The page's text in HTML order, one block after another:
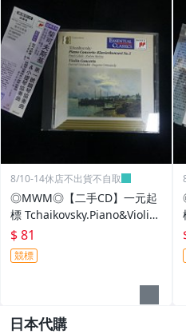
8/10-14休店不出貨不自取
◎MWM◎【二手CD】一元起
標 Tchaikovsky.Piano&Violin
Concertos 有側標 光碟美版
介紹本 光碟污痕少
$ 81
競標
日本代購